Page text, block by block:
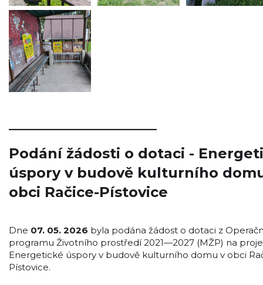
_____________________
Podání žádosti o dotaci -
úspory v budově kulturního
obci Račice-Pístovice
Dne 07. 05. 2026 byla podána žádost o dotaci z
programu Životního prostředí 2021—2027 (MŽP) na
Energetické úspory v budově kulturního domu v obci
Pístovice.